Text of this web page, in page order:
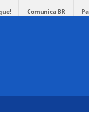
Comunica BR